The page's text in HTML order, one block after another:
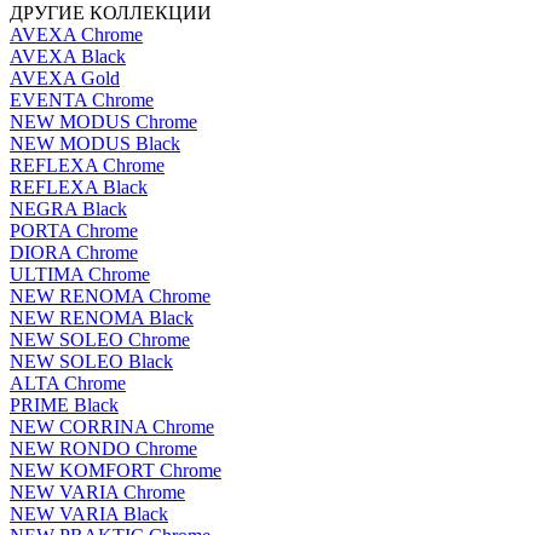
ДРУГИЕ КОЛЛЕКЦИИ
AVEXA Chrome
AVEXA Black
AVEXA Gold
EVENTA Chrome
NEW MODUS Chrome
NEW MODUS Black
REFLEXA Chrome
REFLEXA Black
NEGRA Black
PORTA Chrome
DIORA Chrome
ULTIMA Chrome
NEW RENOMA Chrome
NEW RENOMA Black
NEW SOLEO Chrome
NEW SOLEO Black
ALTA Chrome
PRIME Black
NEW CORRINA Chrome
NEW RONDO Chrome
NEW KOMFORT Chrome
NEW VARIA Chrome
NEW VARIA Black